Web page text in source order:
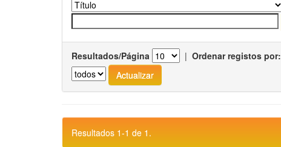
Resultados/Página | Ordenar registos por:
Resultados 1-1 de 1.